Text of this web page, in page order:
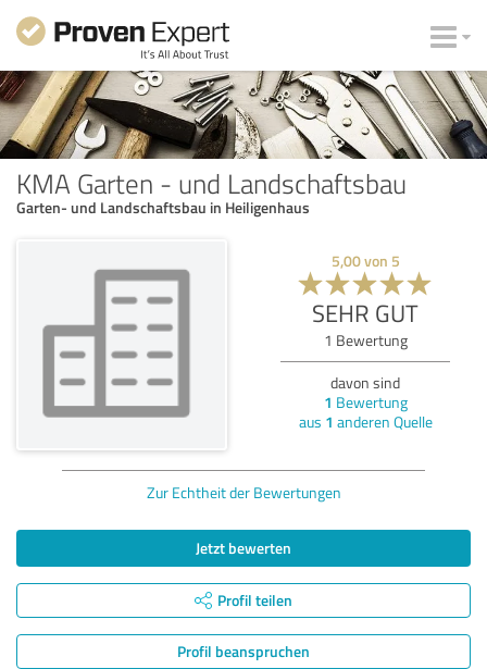
KMA Garten - und Landschaftsbau
Garten- und Landschaftsbau in Heiligenhaus
5,00von 5
SEHR GUT
1 Bewertung
davon sind
1 Bewertung
aus 1 anderen Quelle
Zur Echtheit der Bewertungen
Jetzt bewerten
Profil teilen
Profil beanspruchen